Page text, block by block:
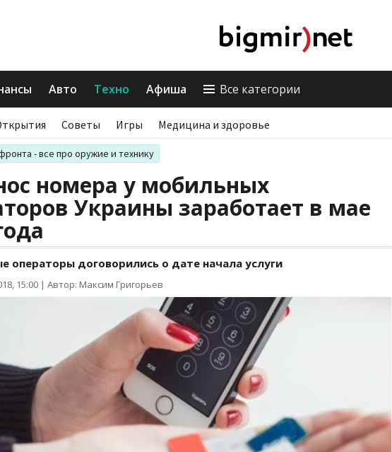
Авто Техно Афиша Все категории
Советы Игры Медицина и здоровье
- все про оружие и технику
номера у мобильных
Украины заработает в мае
операторы договорились о дате начала услуги
15:00 | Автор: Максим Григорьев